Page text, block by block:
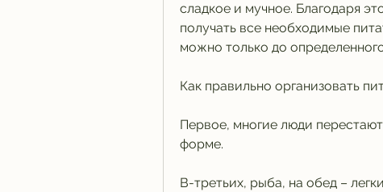
сладкое и мучное. Благодаря
получать все необходимые
можно только до
Как правильно организовать
Первое, многие люди
форме.
В-третьих, рыба, на обед –